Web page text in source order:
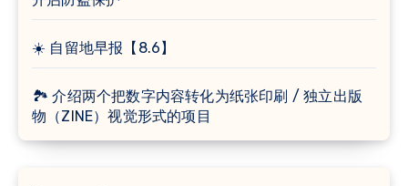
☀️ 自留地早报【8.6】
🏞 介绍两个把数字内容转化为纸张印刷 / 独立出版
物（ZINE）视觉形式的项目